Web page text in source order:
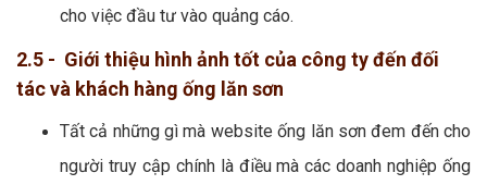
cho việc đầu tư vào quảng cáo.
2.5 - Giới thiệu hình ảnh tốt của công ty đến đối
tác và khách hàng ống lăn sơn
Tất cả những gì mà website ống lăn sơn đem đến cho
người truy cập chính là điều mà các doanh nghiệp ống